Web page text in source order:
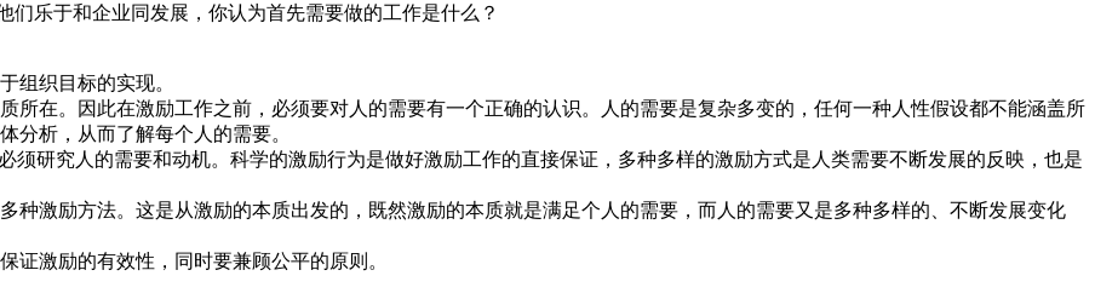
们乐于和企业同发展，你认为首先需要做的工作是什么？
组织目标的实现。
所在。因此在激励工作之前，必须要对人的需要有一个正确的认识。人的需要是复杂多变的，任何一种人性假设都不能涵盖所
分析，从而了解每个人的需要。
须研究人的需要和动机。科学的激励行为是做好激励工作的直接保证，多种多样的激励方式是人类需要不断发展的反映，也是
种激励方法。这是从激励的本质出发的，既然激励的本质就是满足个人的需要，而人的需要又是多种多样的、不断发展变化
证激励的有效性，同时要兼顾公平的原则。